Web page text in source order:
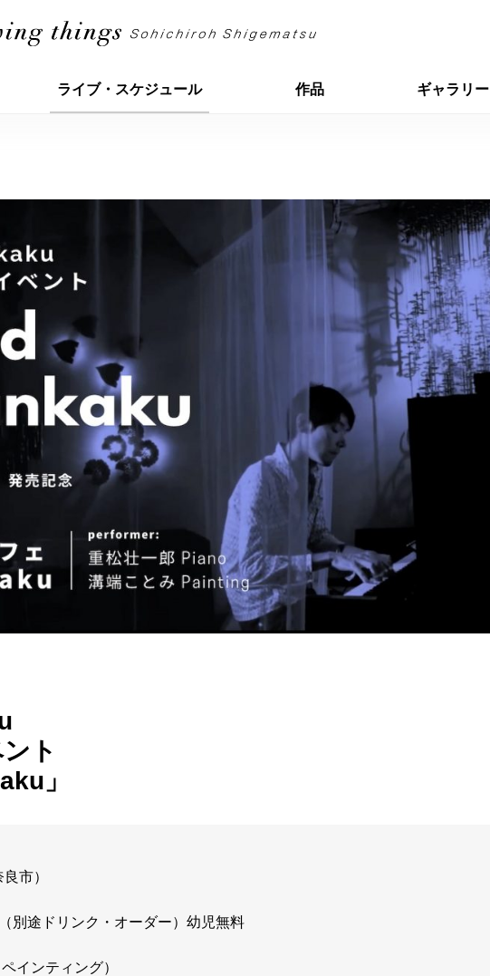
ライブ・スケジュール 作品 ギャラリー
ト
」
市）
別途ドリンク・オーダー）幼児無料
インティング）